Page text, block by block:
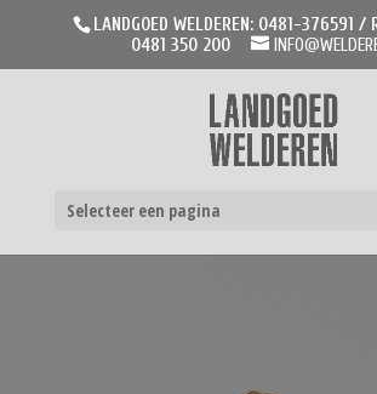
LANDGOED WELDEREN: 0481-376591 /
0481 350 200
Selecteer een pagina